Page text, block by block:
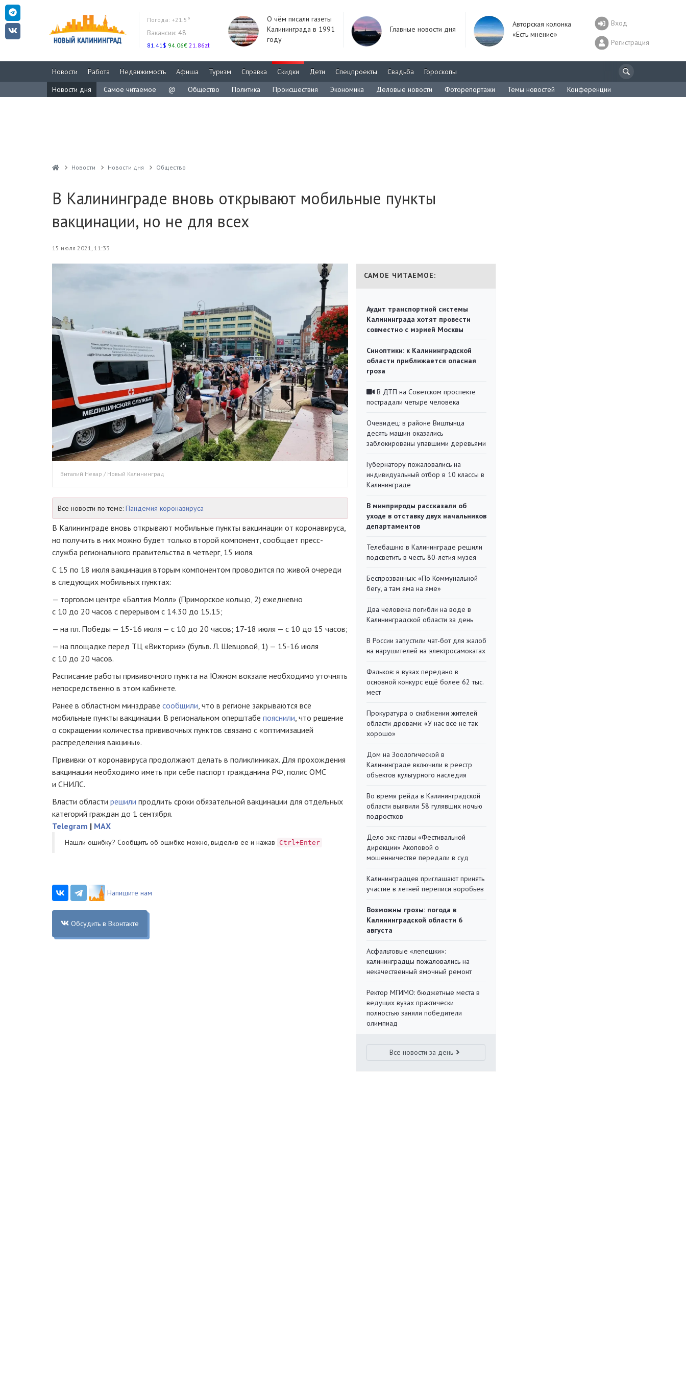
Погода: +21.5°
Вакансии: 48
81.41$ 94.06€ 21.86zł
О чём писали газеты
Калининграда в 1991
году
Главные новости дня
Авторская колонка
«Есть мнение»
Вход
Регистрация
Новости Работа Недвижимость Афиша Туризм Справка Скидки Дети Спецпроекты Свадьба
Гороскопы
Новости дня
Самое читаемое @ Общество Политика Происшествия Экономика Деловые новости Фоторепортажи Темы новостей Конференции
Новости Новости дня Общество
В Калининграде вновь открывают мобильные пункты
вакцинации, но не для всех
15 июля 2021, 11:33
Виталий Невар / Новый Калининград
Все новости по теме: Пандемия коронавируса
В Калининграде вновь открывают мобильные пункты вакцинации от коронавируса,
но получить в них можно будет только второй компонент, сообщает пресс-
служба регионального правительства в четверг, 15 июля.
С 15 по 18 июля вакцинация вторым компонентом проводится по живой очереди
в следующих мобильных пунктах:
— торговом центре «Балтия Молл» (Приморское кольцо, 2) ежедневно
с 10 до 20 часов с перерывом с 14.30 до 15.15;
— на пл. Победы — 15-16 июля — с 10 до 20 часов; 17-18 июля — с 10 до 15 часов;
— на площадке перед ТЦ «Виктория» (бульв. Л. Шевцовой, 1) — 15-16 июля
с 10 до 20 часов.
Расписание работы прививочного пункта на Южном вокзале необходимо уточнять
непосредственно в этом кабинете.
Ранее в областном минздраве сообщили , что в регионе закрываются все
мобильные пункты вакцинации. В региональном оперштабе пояснили , что решение
о сокращении количества прививочных пунктов связано с «оптимизацией
распределения вакцины».
Прививки от коронавируса продолжают делать в поликлиниках. Для прохождения
вакцинации необходимо иметь при себе паспорт гражданина РФ, полис ОМС
и СНИЛС.
Власти области решили продлить сроки обязательной вакцинации для отдельных
категорий граждан до 1 сентября.
Telegram | MAX
Нашли ошибку? Cообщить об ошибке можно, выделив ее и нажав Ctrl+Enter
Напишите нам
Обсудить в Вконтакте
САМОЕ ЧИТАЕМОЕ:
Аудит транспортной системы
Калининграда хотят провести
совместно с мэрией Москвы
Синоптики: к Калининградской
области приближается опасная
гроза
В ДТП на Советском проспекте
пострадали четыре человека
Очевидец: в районе Виштынца
десять машин оказались
заблокированы упавшими деревьями
Губернатору пожаловались на
индивидуальный отбор в 10 классы в
Калининграде
В минприроды рассказали об
уходе в отставку двух начальников
департаментов
Телебашню в Калининграде решили
подсветить в честь 80-летия музея
Беспрозванных: «По Коммунальной
бегу, а там яма на яме»
Два человека погибли на воде в
Калининградской области за день
В России запустили чат-бот для жалоб
на нарушителей на электросамокатах
Фальков: в вузах передано в
основной конкурс ещё более 62 тыс.
мест
Прокуратура о снабжении жителей
области дровами: «У нас все не так
хорошо»
Дом на Зоологической в
Калининграде включили в реестр
объектов культурного наследия
Во время рейда в Калининградской
области выявили 58 гулявших ночью
подростков
Дело экс-главы «Фестивальной
дирекции» Акоповой о
мошенничестве передали в суд
Калининградцев приглашают принять
участие в летней переписи воробьев
Возможны грозы: погода в
Калининградской области 6
августа
Асфальтовые «лепешки»:
калининградцы пожаловались на
некачественный ямочный ремонт
Ректор МГИМО: бюджетные места в
ведущих вузах практически
полностью заняли победители
олимпиад
Все новости за день